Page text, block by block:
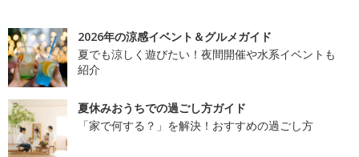
2026年の涼感イベント＆グルメガイド
夏でも涼しく遊びたい！夜間開催や水系イベントも
紹介
夏休みおうちでの過ごし方ガイド
「家で何する？」を解決！おすすめの過ごし方